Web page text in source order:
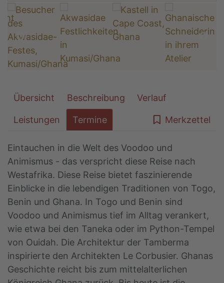
Übersicht Beschreibung Verlauf
Leistungen Termine Merkzettel
Eintauchen in die Welt des Voodoo und
Animismus - das verspricht diese Reise nach
Westafrika. Diese Reise bietet faszinierende
Einblicke in die lebendigen Traditionen von Togo,
Benin und Ghana. In Togo und Benin sind
Voodoo und Animismus tief im Alltag verankert,
wie etwa bei den Taneka oder im Python-Tempel
von Ouidah. Die Architektur der Tamberma
inspirierte den Architekten Le Corbusier. Ghanas
Geschichte reicht bis zum mittelalterlichen